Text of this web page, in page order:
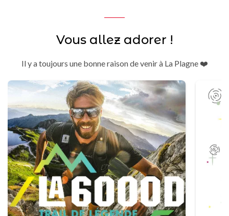
Vous allez adorer !
Il y a toujours une bonne raison de venir à La Plagne ❤️